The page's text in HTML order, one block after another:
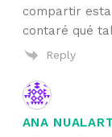
compartir
contaré qué
Reply
ANA